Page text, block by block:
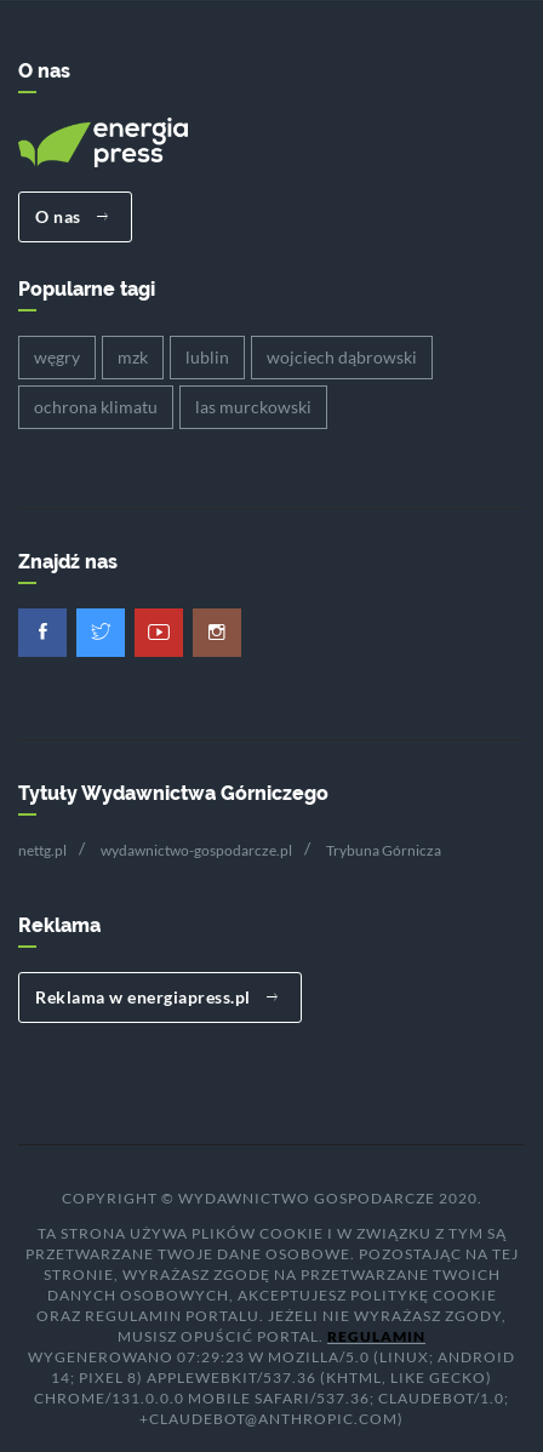
O nas
O nas
Popularne tagi
węgry mzk lublin wojciech dąbrowski
ochrona klimatu las murckowski
Znajdź nas
Tytuły Wydawnictwa Górniczego
nettg.pl wydawnictwo-gospodarcze.pl Trybuna Górnicza
Reklama
Reklama w energiapress.pl
COPYRIGHT © WYDAWNICTWO GOSPODARCZE 2020.
TA STRONA UŻYWA PLIKÓW COOKIE I W ZWIĄZKU Z TYM SĄ
PRZETWARZANE TWOJE DANE OSOBOWE. POZOSTAJĄC NA TEJ
STRONIE, WYRAŻASZ ZGODĘ NA PRZETWARZANE TWOICH
DANYCH OSOBOWYCH, AKCEPTUJESZ POLITYKĘ COOKIE
ORAZ REGULAMIN PORTALU. JEŻELI NIE WYRAŻASZ ZGODY,
MUSISZ OPUŚCIĆ PORTAL. REGULAMIN
WYGENEROWANO 07:29:23 W MOZILLA/5.0 (LINUX; ANDROID
14; PIXEL 8) APPLEWEBKIT/537.36 (KHTML, LIKE GECKO)
CHROME/131.0.0.0 MOBILE SAFARI/537.36; CLAUDEBOT/1.0;
+CLAUDEBOT@ANTHROPIC.COM)